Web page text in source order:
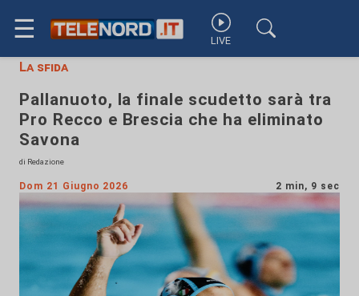
☰ LIVE
La sfida
Pallanuoto, la finale scudetto sarà tra
Pro Recco e Brescia che ha eliminato
Savona
di Redazione
Dom 21 Giugno 2026 2 min, 9 sec